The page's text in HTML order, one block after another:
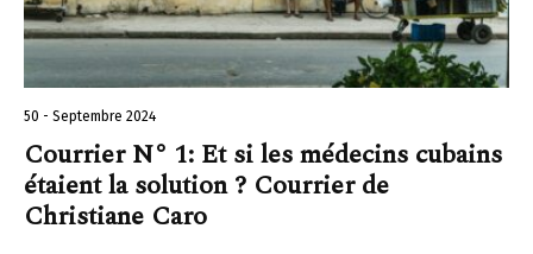
50 - Septembre 2024
Courrier N° 1: Et si les médecins cubains
étaient la solution ? Courrier de
Christiane Caro